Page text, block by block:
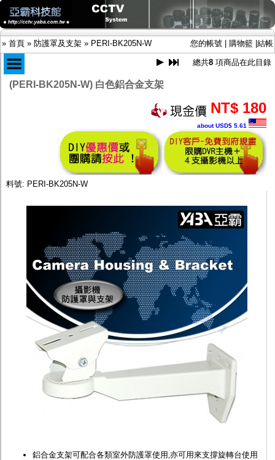
» 首頁 » 防護罩及支架 » PERI-BK205N-W 您的帳號 購物籃 結帳
AHD DVR數位錄放影機
AHD半球型(適用屋內)
AHD中小型紅外線攝影機(適用騎樓、室內外)
AHD防護罩型攝影機(適用屋外，紅外線照射
距離遠）
投光設備
防護罩及支架
多路攝影機單軸傳輸
監聽器.麥克風
網路設備
視訊轉換設備
雙絞線傳輸器
雜訊改善器
分配放大器
網路線用水晶頭
懶人線.同軸線.花線
線頭.插座.延長線.HDMI線
集線盒.防水盒.配線盒
電腦工業機殼
總共8 項商品在此目錄
(PERI-BK205N-W) 白色鋁合金支架
NT$ 180
about USD$ 5.61
料號: PERI-BK205N-W
鋁合金支架可配合各類室外防護罩使用,亦可用來支撐旋轉台使用